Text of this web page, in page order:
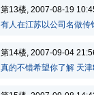
第13楼, 2007-08-19
有人在江苏以公司名做
第14楼, 2007-09-04
真的不错希望你了解 天